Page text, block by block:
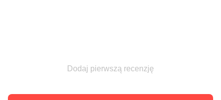
Dodaj pierwszą recenzję